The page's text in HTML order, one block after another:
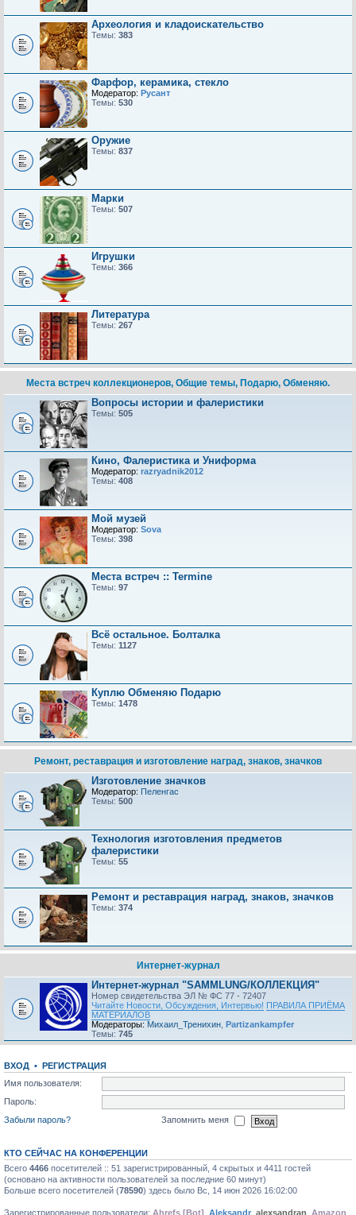
Археология и кладоискательство
Темы: 383
Фарфор, керамика, стекло
Модератор: Русант
Темы: 530
Оружие
Темы: 837
Марки
Темы: 507
Игрушки
Темы: 366
Литература
Темы: 267
Места встреч коллекционеров, Общие темы, Подарю, Обменяю.
Вопросы истории и фалеристики
Темы: 505
Кино, Фалеристика и Униформа
Модератор: razryadnik2012
Темы: 408
Мой музей
Модератор: Sova
Темы: 398
Места встреч :: Termine
Темы: 97
Всё остальное. Болталка
Темы: 1127
Куплю Обменяю Подарю
Темы: 1478
Ремонт, реставрация и изготовление наград, знаков, значков
Изготовление значков
Модератор: Пеленгас
Темы: 500
Технология изготовления предметов
фалеристики
Темы: 55
Ремонт и реставрация наград, знаков, значков
Темы: 374
Интернет-журнал
Интернет-журнал "SAMMLUNG/КОЛЛЕКЦИЯ"
Номер свидетельства ЭЛ № ФС 77 - 72407
Читайте Новости, Обсуждения, Интервью! ПРАВИЛА ПРИЁМА
МАТЕРИАЛОВ
Модераторы: Михаил_Тренихин Partizankampfer
Темы: 745
ВХОД • РЕГИСТРАЦИЯ
Имя пользователя:
Пароль:
Забыли пароль?
Запомнить меня
КТО СЕЙЧАС НА КОНФЕРЕНЦИИ
Всего 4466 посетителей :: 51 зарегистрированный, 4 скрытых и 4411 гостей
(основано на активности пользователей за последние 60 минут)
Больше всего посетителей (78590) здесь было Вс, 14 июн 2026 16:02:00
Зарегистрированные пользователи: Ahrefs [Bot] Aleksandr alexsandran Amazon